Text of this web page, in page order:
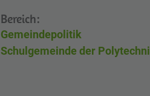
Bereich:
Gemeindepolitik
Schulgemeinde der